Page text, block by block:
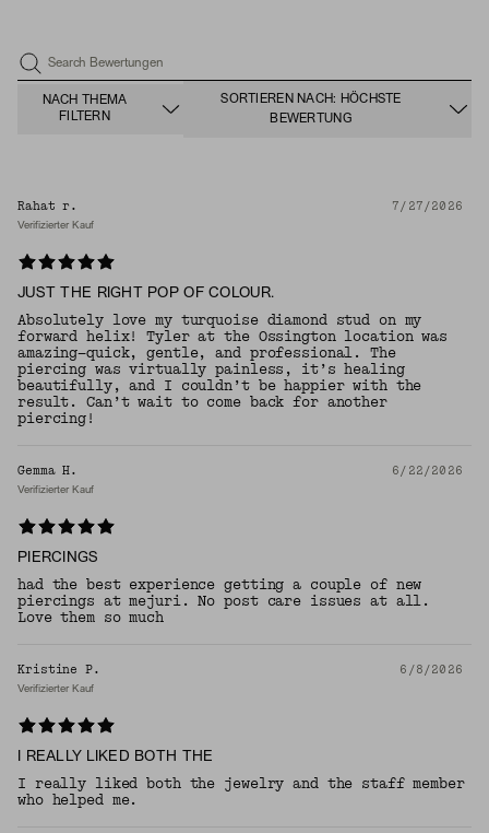
Search Bewertungen
NACH THEMA
FILTERN
SORTIEREN NACH: HÖCHSTE
BEWERTUNG
Rahat r. 7/27/2026
Verifizierter Kauf
JUST THE RIGHT POP OF COLOUR.
Absolutely love my turquoise diamond stud on my
forward helix! Tyler at the Ossington location was
amazing—quick, gentle, and professional. The
piercing was virtually painless, it’s healing
beautifully, and I couldn’t be happier with the
result. Can’t wait to come back for another
piercing!
Gemma H. 6/22/2026
Verifizierter Kauf
PIERCINGS
had the best experience getting a couple of new
piercings at mejuri. No post care issues at all.
Love them so much
Kristine P. 6/8/2026
Verifizierter Kauf
I REALLY LIKED BOTH THE
I really liked both the jewelry and the staff member
who helped me.